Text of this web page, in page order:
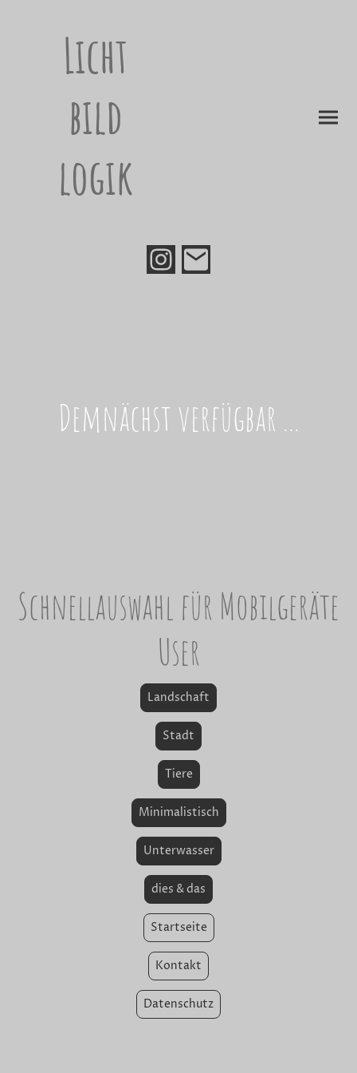
Licht
bild
logik
Demnächst verfügbar ...
Schnellauswahl für Mobilgeräte
User
Landschaft
Stadt
Tiere
Minimalistisch
dies & das
Unterwasser
Startseite
Kontakt
Datenschutz